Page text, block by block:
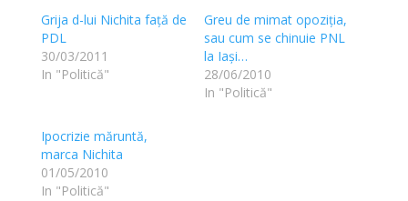
Grija d-lui Nichita față de
PDL
30/03/2011
In "Politică"
Greu de mimat opoziția,
sau cum se chinuie PNL
la Iași…
28/06/2010
In "Politică"
Ipocrizie măruntă,
marca Nichita
01/05/2010
In "Politică"